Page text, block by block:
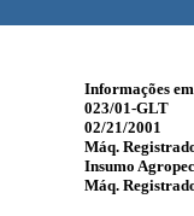
Informações
023/01-GLT
02/21/2001
Máq.
Insumo
Máq.